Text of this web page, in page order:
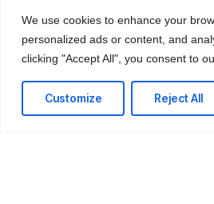
We use cookies to enhance your
personalized ads or content, and
clicking "Accept All", you consent to
Customize Reject All
T: +216 51 88 22 50
E: contact-us@amitechss.com